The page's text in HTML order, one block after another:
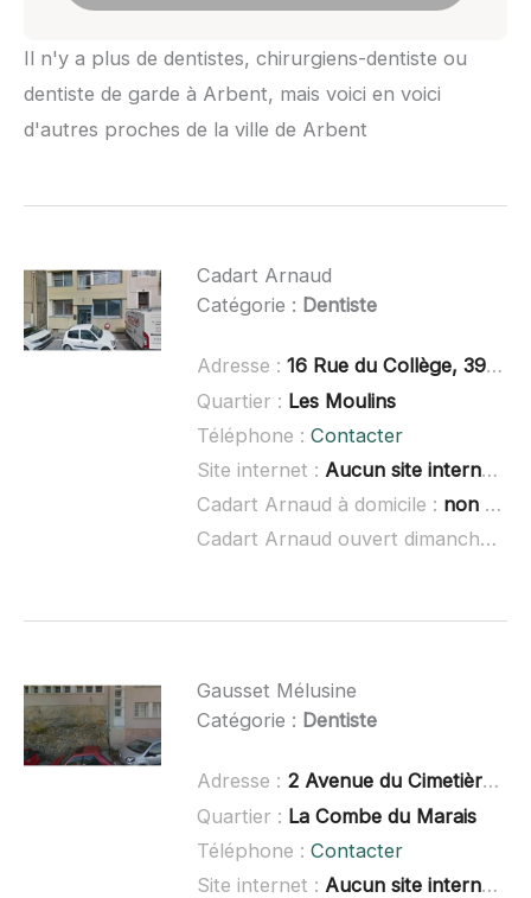
Il n'y a plus de dentistes, chirurgiens-dentiste ou
dentiste de garde à Arbent, mais voici en voici
d'autres proches de la ville de Arbent
Cadart Arnaud
Catégorie : Dentiste
Adresse : 16 Rue du Collège, 39200 Saint-Claude
Quartier : Les Moulins
Téléphone : Contacter
Site internet : Aucun site internet connu
Cadart Arnaud à domicile : non renseigné
Cadart Arnaud ouvert dimanche :
Gausset Mélusine
Catégorie : Dentiste
Adresse : 2 Avenue du Cimetière, 39200 Saint-Claude
Quartier : La Combe du Marais
Téléphone : Contacter
Site internet : Aucun site internet connu